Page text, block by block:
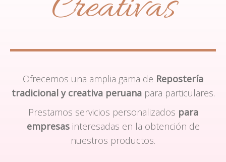
Ofrecemos una amplia gama de Repostería
tradicional y creativa peruanapara particulares.
Prestamos servicios personalizados para
empresasinteresadas en la obtención de
nuestros productos.